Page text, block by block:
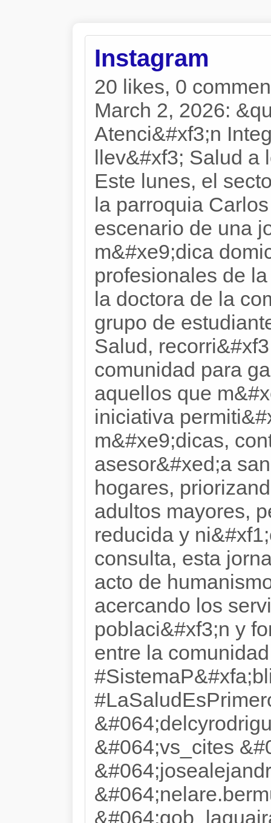
Instagram
20 likes, 0
March 2, 2026:
Atenci&#xf3;n
llev&#xf3; Salud a
Este lunes, el
la parroquia
escenario de una
m&#xe9;dica
profesionales de
la doctora de la
grupo de
Salud,
comunidad para
aquellos que
iniciativa
m&#xe9;dicas,
asesor&#xed;a
hogares,
adultos mayores,
reducida y
consulta, esta
acto de
acercando los
poblaci&#xf3;n y
entre la
&#064;vs_cites